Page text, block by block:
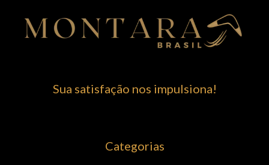
Sua satisfação nos impulsiona!
Categorias